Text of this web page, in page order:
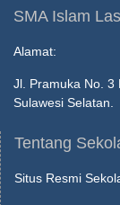
SMA Islam
Alamat:
Jl. Pramuka No. 3
Sulawesi Selatan.
Tentang
Situs Resmi